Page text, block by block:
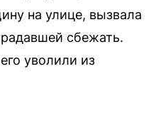
на улице, вызвала
сбежать.
уволили из